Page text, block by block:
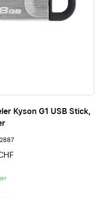
Kyson G1 USB Stick,